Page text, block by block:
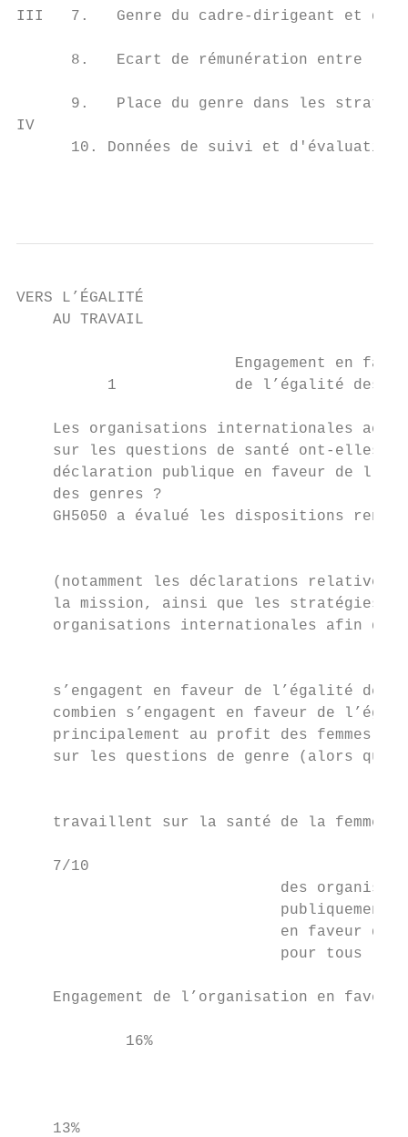
III   7.   Genre du cadre-dirigeant et du
8.   Ecart de rémunération entre les
9.   Place du genre dans les
IV
10. Données de suivi et d'évaluation
VERS L’ÉGALITÉ
    AU TRAVAIL
Engagement en
1             de l’égalité des
Les organisations internationales
sur les questions de santé ont-elles
déclaration publique en faveur de
des genres ?
GH5050 a évalué les dispositions
(notamment les déclarations relatives
la mission, ainsi que les stratégies
organisations internationales afin de
s’engagent en faveur de l’égalité des
combien s’engagent en faveur de
principalement au profit des femmes,
sur les questions de genre (alors que
    travaillent sur la santé de la femme).
    7/10
des
publiquement
en faveur de
                             pour tous
Engagement de l’organisation en faveur
            16%
13%